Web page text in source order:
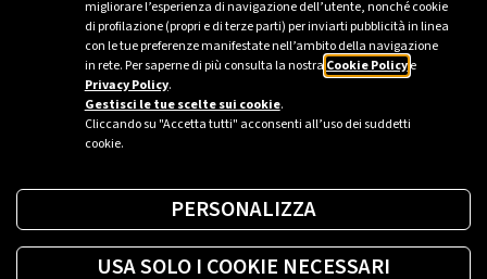
migliorare l’esperienza di navigazione dell’utente, nonché cookie
di profilazione (propri e di terze parti) per inviarti pubblicità in linea
con le tue preferenze manifestate nell’ambito della navigazione
in rete. Per saperne di più consulta la nostra Cookie Policye
Privacy Policy.
Gestisci le tue scelte sui cookie.
Cliccando su "Accetta tutti" acconsenti all’uso dei suddetti
cookie.
PERSONALIZZA
USA SOLO I COOKIE NECESSARI
Sei un’azienda o una PA?
Trova la soluzione più giusta per te.
Richiedi una colonnina